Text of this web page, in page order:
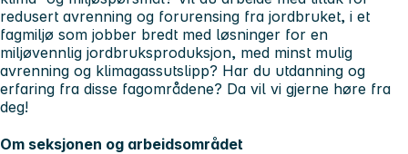
redusert avrenning og forurensing fra jordbruket, i et
fagmiljø som jobber bredt med løsninger for en
miljøvennlig jordbruksproduksjon, med minst mulig
avrenning og klimagassutslipp? Har du utdanning og
erfaring fra disse fagområdene? Da vil vi gjerne høre fra
deg!
Om seksjonen og arbeidsområdet